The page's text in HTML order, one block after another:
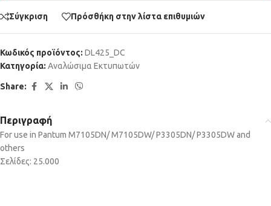
Σύγκριση Πρόσθήκη στην λίστα επιθυμιών
Κωδικός προϊόντος: DL425_DC
Κατηγορία: Αναλώσιμα Εκτυπωτών
Share:
Περιγραφή
For use in Pantum M7105DN/ M7105DW/ P3305DN/ P3305DW and
others
Σελίδες: 25.000